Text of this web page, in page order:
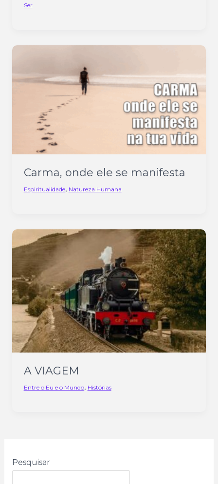
Ser
Carma, onde ele se manifesta
Espiritualidade, Natureza Humana
A VIAGEM
Entre o Eu e o Mundo, Histórias
Pesquisar